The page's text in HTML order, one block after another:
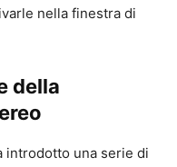
nella finestra di
della
introdotto una serie di